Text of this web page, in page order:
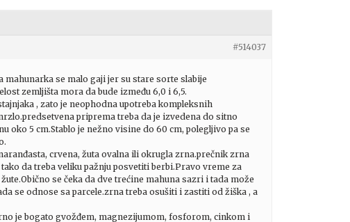
#514037
mahunarka se malo gaji jer su stare sorte slabije
zemljišta mora da bude između 6,0 i 6,5.
, zato je neophodna upotreba kompleksnih
priprema treba da je izvedena do sitno
oko 5 cm.Stablo je nežno visine do 60 cm, polegljivo pa se
crvena, žuta ovalna ili okrugla zrna.prečnik zrna
da treba veliku pažnju posvetiti berbi.Pravo vreme za
se čeka da dve trećine mahuna sazri i tada može
se odnose sa parcele.zrna treba osušiti i zastiti od žiška , a
je bogato gvožđem, magnezijumom, fosforom, cinkom i